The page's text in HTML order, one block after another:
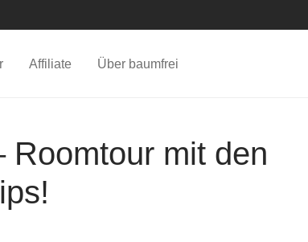
Affiliate Über baumfrei
Roomtour mit den